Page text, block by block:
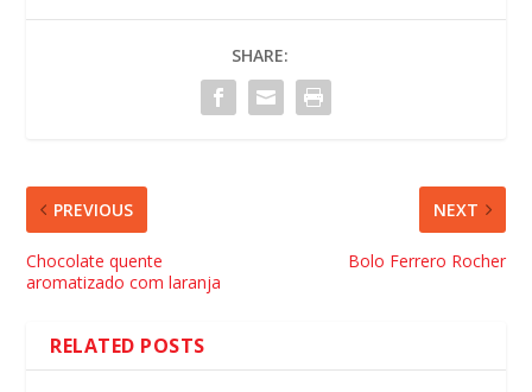
SHARE:
PREVIOUS
Chocolate quente
aromatizado com laranja
NEXT
Bolo Ferrero Rocher
RELATED POSTS